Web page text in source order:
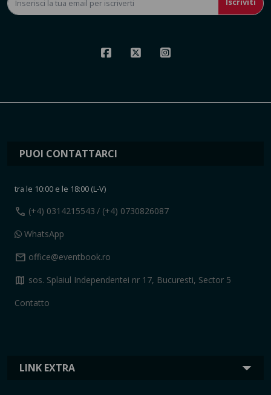
LINK EXTRA
PUOI CONTATTARCI
tra le 10:00 e le 18:00 (L-V)
call (+4) 0314215543 / (+4) 0730826087
WhatsApp
mail office@eventbook.ro
map sos. Splaiul Independentei nr 17, Bucuresti, Sector 5
Contatto